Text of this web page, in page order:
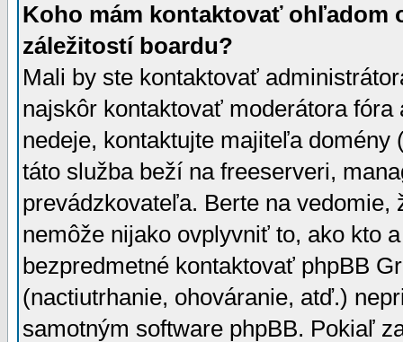
Koho mám kontaktovať ohľadom
záležitostí boardu?
Mali by ste kontaktovať
najskôr kontaktovať moderátora
nedeje, kontaktujte majiteľa
táto služba beží na freeserveri,
prevádzkovateľa. Berte na vedomie,
nemôže nijako ovplyvniť to, ako kto
bezpredmetné kontaktovať phpBB
(nactiutrhanie, ohováranie, atď.)
samotným software phpBB. Pokiaľ